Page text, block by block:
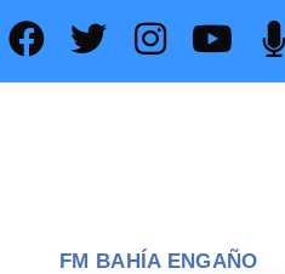
FM BAHÍA ENGAÑO